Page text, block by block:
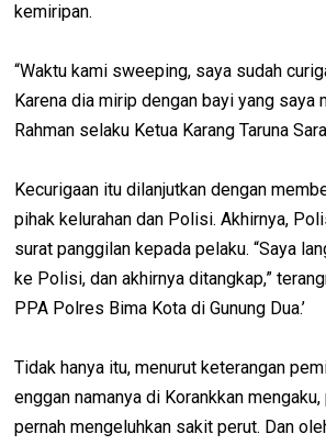
kemiripan.
“Waktu kami sweeping, saya sudah
Karena dia mirip dengan bayi yang saya
Rahman selaku Ketua Karang Taruna
Kecurigaan itu dilanjutkan dengan
pihak kelurahan dan Polisi. Akhirnya,
surat panggilan kepada pelaku. “Saya
ke Polisi, dan akhirnya ditangkap,”
PPA Polres Bima Kota di Gunung Dua.’
Tidak hanya itu, menurut keterangan
enggan namanya di Korankkan
pernah mengeluhkan sakit perut. Dan